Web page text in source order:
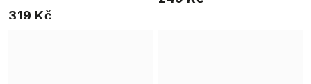
319 Kč